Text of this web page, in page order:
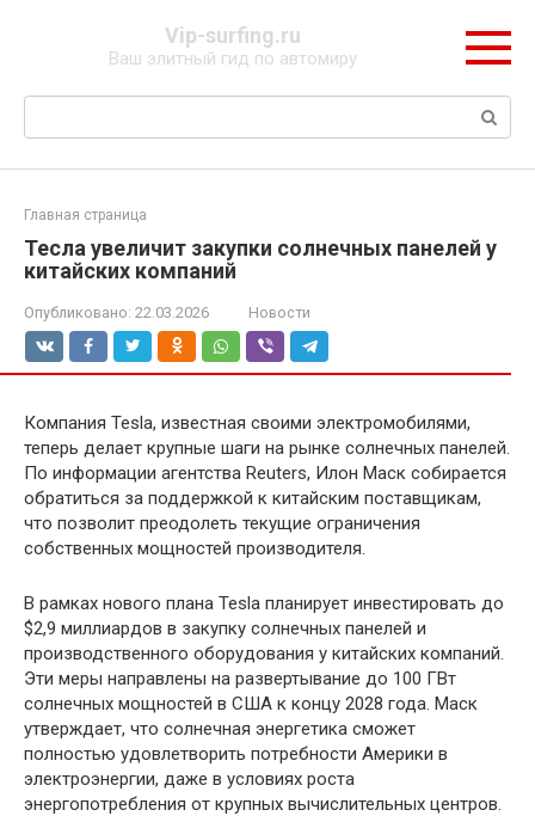
Vip-surfing.ru
Ваш элитный гид по автомиру
Поиск:
Главная страница
Тесла увеличит закупки солнечных панелей у
китайских компаний
Опубликовано: 22.03.2026 Новости
Компания Tesla, известная своими электромобилями,
теперь делает крупные шаги на рынке солнечных панелей.
По информации агентства Reuters, Илон Маск собирается
обратиться за поддержкой к китайским поставщикам,
что позволит преодолеть текущие ограничения
собственных мощностей производителя.
В рамках нового плана Tesla планирует инвестировать до
$2,9 миллиардов в закупку солнечных панелей и
производственного оборудования у китайских компаний.
Эти меры направлены на развертывание до 100 ГВт
солнечных мощностей в США к концу 2028 года. Маск
утверждает, что солнечная энергетика сможет
полностью удовлетворить потребности Америки в
электроэнергии, даже в условиях роста
энергопотребления от крупных вычислительных центров.